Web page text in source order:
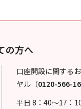
の方へ
口座開設に関する
ヤル （0120-566-
平日 8：40～17：